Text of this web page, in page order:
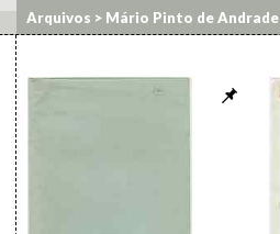
Arquivos > Mário Pinto de Andrade